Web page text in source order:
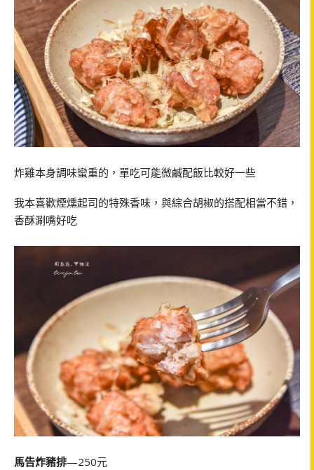
炸雞本身調味蠻重的，單吃可能微鹹配飯比較好一些
我本喜歡煙燻起司的特殊香味，與綜合胡椒的搭配相當不錯，
香酥涮嘴好吃
馬告炸豬排—250元